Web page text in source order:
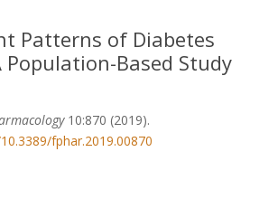
Patterns of Diabetes
Population-Based Study
10:870 (2019).
fphar.2019.00870